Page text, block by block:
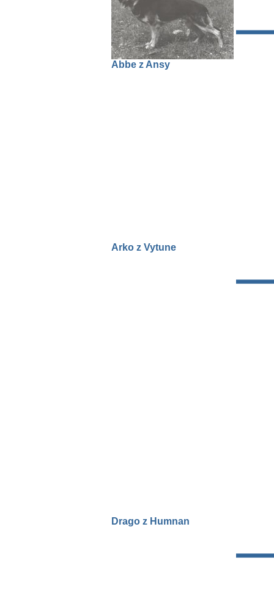
Abbe z Ansy
Arko z Vytune
Drago z Humnan